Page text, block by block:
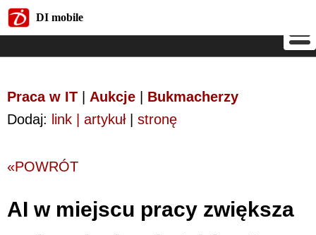
DI mobile
Praca w IT Aukcje
Bukmacherzy
Dodaj: link | artykuł| stronę
«POWRÓT
AI w miejscu pracy zwiększa
DI mobile